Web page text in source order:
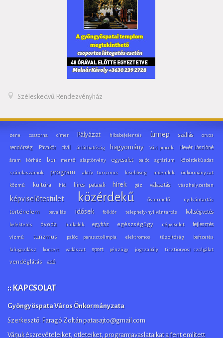
Széleskedvű Rendezvényház
zene csatorna címer Pályázat hibabejelentés ünnep szállás orvos
rendőrség Pávakör civil átláthatóság hagyomány Vári pincék Hevér Lászlóné
áram kórház bor mentő alaptörvény egyesület palóc agrárium közérdekű adat
számlaszámok program aktív turizmus kisebbség műemlék önkormányzat
közmű kultúra híd híres pataiak hírek gáz választás vészhelyzetben
képviselőtestület közérdekű őstermelő nyilvántartás
történelem bevallás idősek folklór telephely-nyilvántartás költségvetés
befektetés óvoda hulladék egyház egészségügy népviselet fejlesztés
vízmű turizmus palóc parasztolimpia elektromos tűzoltóság befizetés
falugazdász koncert vadászat sport pénzügy jogszabály tisztiorvosi szolgálat
vendéglátás adó
:: KAPCSOLAT
Gyöngyöspata Város Önkormányzata
Szerkesztő: Faragó Zoltán patasajto@gmail.com
Várjuk észrevételeiket, ötleteiket, programjavaslataikat a fent említett